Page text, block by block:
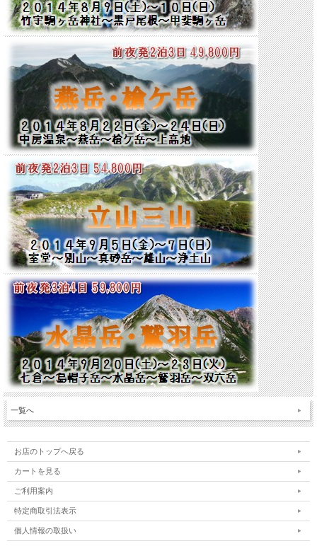
一覧へ
お店のトップへ戻る
カートを見る
ご利用案内
特定商取引法表示
個人情報の取扱い